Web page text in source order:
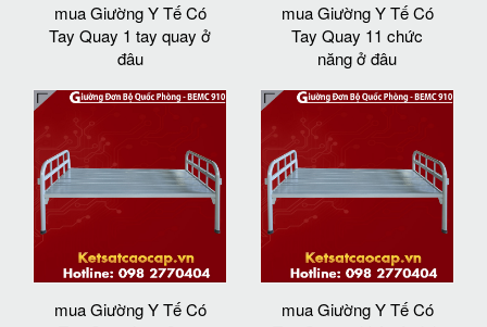
mua Giường Y Tế Có
Tay Quay 1 tay quay ở
đâu
mua Giường Y Tế Có
Tay Quay 11 chức
năng ở đâu
mua Giường Y Tế Có
mua Giường Y Tế Có